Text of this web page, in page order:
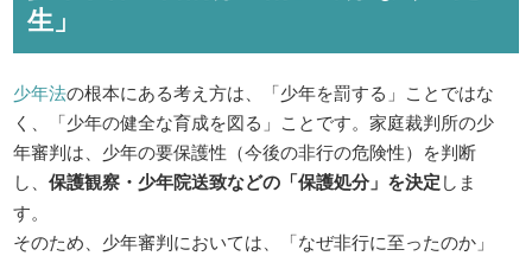
生」
少年法の根本にある考え方は、「少年を罰する」ことではな
く、「少年の健全な育成を図る」ことです。家庭裁判所の少
年審判は、少年の要保護性（今後の非行の危険性）を判断
し、保護観察・少年院送致などの「保護処分」を決定しま
す。
そのため、少年審判においては、「なぜ非行に至ったのか」